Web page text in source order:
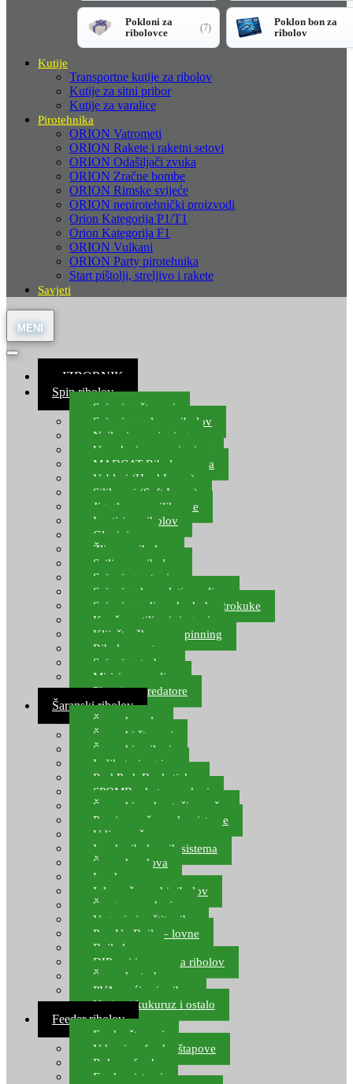
Pokloni za
ribolovce
(7)
Poklon bon za
ribolov
Kutije
Transportne kutije za ribolov
Kutije za sitni pribor
Kutije za varalice
Pirotehnika
ORION Vatrometi
ORION Rakete i raketni setovi
ORION Odašiljači zvuka
ORION Zračne bombe
ORION Rimske svijeće
ORION nepirotehnički proizvodi
Orion Kategorija P1/T1
Orion Kategorija F1
ORION Vulkani
ORION Party pirotehnika
Start pištolji, streljivo i rakete
Savjeti
≡ IZBORNIK
Spin ribolov
Spinning štapovi
Spinning role za ribolov
Najloni za spinning
Upredenice za spinning
MADCAT Ribolov soma
Vobleri (Hard Lures)
Silikonci (Soft Lures)
Jig glave za silikonce
Leptiri za ribolov
Glavinjare
Žlice za ribolov
Sajlice za ribolov
Spinning setovi
Spinning kompleti varalica
Spinning udice, dvokuke, trokuke
Kopče, vrtilice i ringovi
Kliješta, škare za spinning
Ribolov pastrve
Spinning torbe
Mirisi za varalice
Plovci za predatore
Šaranski ribolov
Šaranske role
Šaranski štapovi
Šaranski najloni
Indikatori ugriza
Rod Pod, Banksticks
SPOMB rakete, markeri
Šaranski podmetači, mreže
Pernice za šaranske sisteme
Udice za šarana, amura
Izrada ribolovnih sistema
Šaranska olova
Leadcore
Igle za šaranski ribolov
Špage, upredenice
Vaganje i zaštita ribe
Pop Up Boile – lovne
Boile lovne
DIP-ovi i arome za ribolov
Šaranske torbe
PVA vrećice i pribor
Umjetni kukuruz i ostalo
Feeder ribolov
Feeder štapovi
Vrhovi za feeder štapove
Role za feeder
Feeder sistemi